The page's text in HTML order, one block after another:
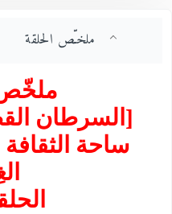
ملخـّص الحلقة
ملخّص
[السرطان
ساحة